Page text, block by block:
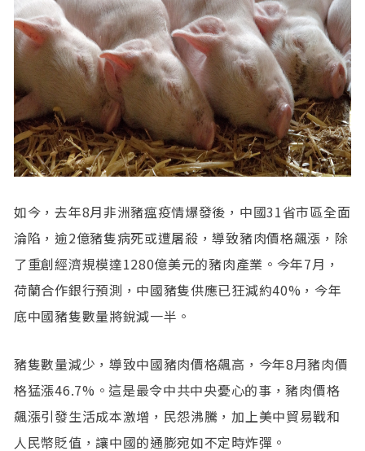
如今，去年8月非洲豬瘟疫情爆發後，中國31省市區全面
淪陷，逾2億豬隻病死或遭屠殺，導致豬肉價格飆漲，除
了重創經濟規模達1280億美元的豬肉產業。今年7月，
荷蘭合作銀行預測，中國豬隻供應已狂減約40%，今年
底中國豬隻數量將銳減一半。
豬隻數量減少，導致中國豬肉價格飆高，今年8月豬肉價
格猛漲46.7%。這是最令中共中央憂心的事，豬肉價格
飆漲引發生活成本激增，民怨沸騰，加上美中貿易戰和
人民幣貶值，讓中國的通膨宛如不定時炸彈。